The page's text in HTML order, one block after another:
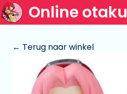
Online otaku
← Terug naar winkel